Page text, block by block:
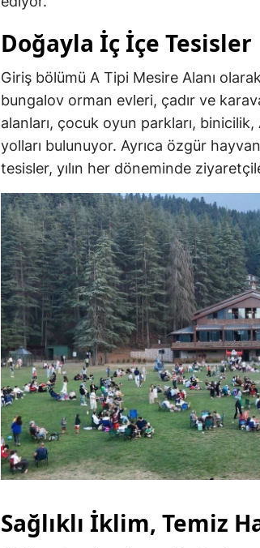
Doğayla İç İçe Tesisler
Giriş bölümü A Tipi Mesire Alanı
bungalov orman evleri, çadır ve
alanları, çocuk oyun parkları,
yolları bulunuyor. Ayrıca özgür
tesisler, yılın her döneminde
Sağlıklı İklim, Temiz